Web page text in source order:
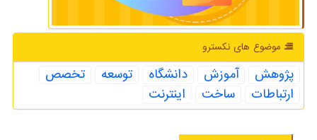
موضوع های نكسترو
پژوهش آموزش دانشگاه توسعه
تخصص
ارتباطات
ساخت اینترنت